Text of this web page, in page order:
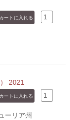
2021
ーリア州